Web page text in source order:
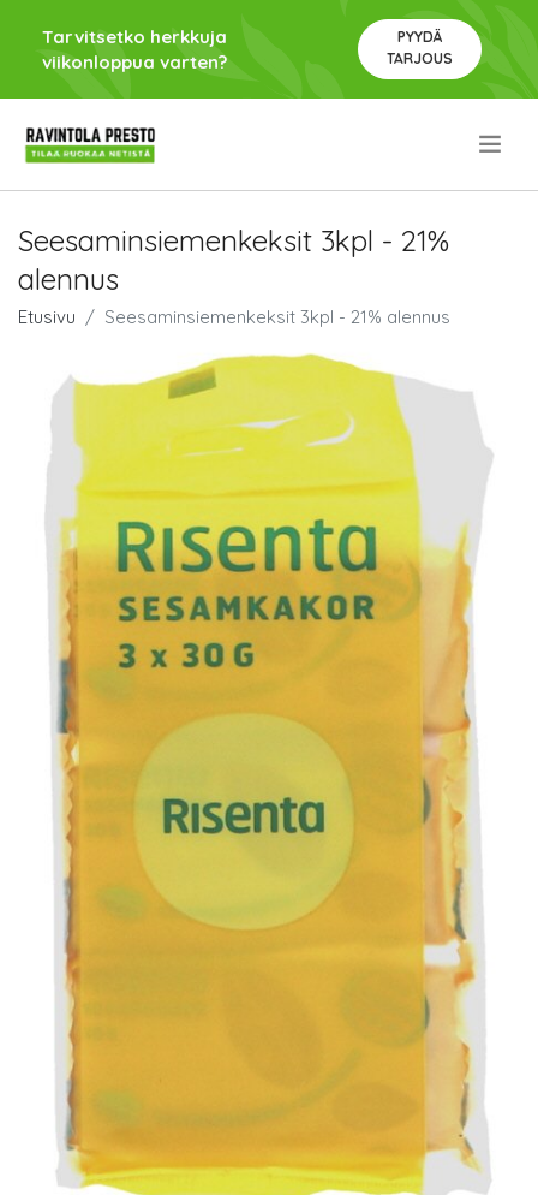
Tarvitsetko herkkuja
viikonloppua varten?
PYYDÄ
TARJOUS
Seesaminsiemenkeksit 3kpl - 21%
alennus
Etusivu Seesaminsiemenkeksit 3kpl - 21% alennus